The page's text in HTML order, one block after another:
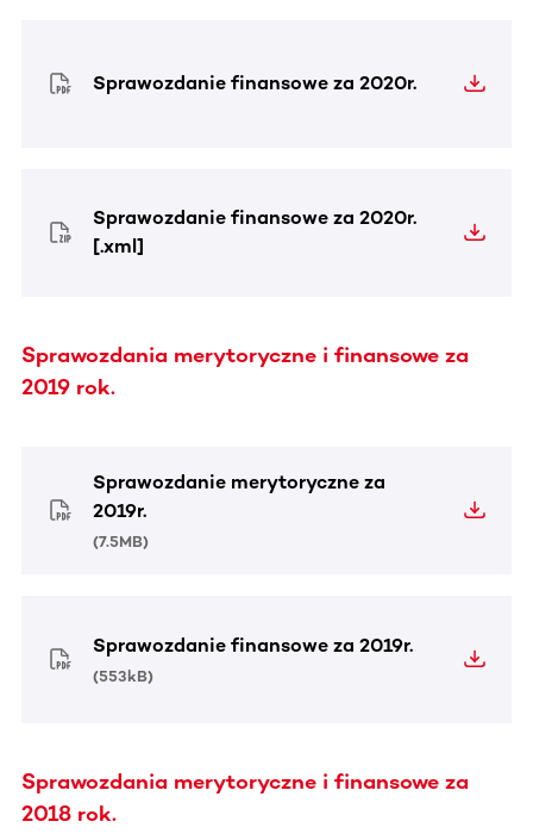
Sprawozdanie finansowe za 2020r.
Sprawozdanie finansowe za 2020r.
[.xml]
Sprawozdania merytoryczne i finansowe za
2019 rok.
Sprawozdanie merytoryczne za
2019r.
(7.5MB)
Sprawozdanie finansowe za 2019r.
(553kB)
Sprawozdania merytoryczne i finansowe za
2018 rok.